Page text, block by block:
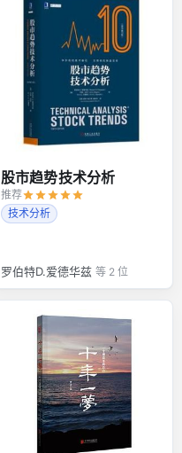
股市趋势技术分析
推荐
技术分析
罗伯特D.爱德华兹 等 2 位